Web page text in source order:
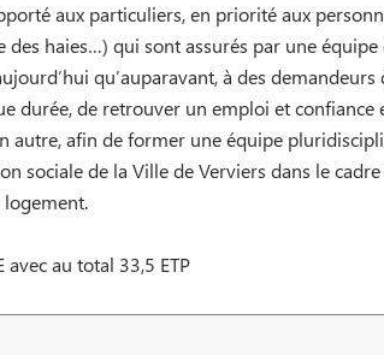
aux particuliers, en priorité aux
haies…) qui sont assurés par une
qu’auparavant, à des
durée, de retrouver un emploi et
autre, afin de former une équipe
sociale de la Ville de Verviers dans le
logement.
au total 33,5 ETP